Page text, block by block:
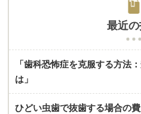
最近
「歯科恐怖症を克服する方法
は」
ひどい虫歯で抜歯する場合の